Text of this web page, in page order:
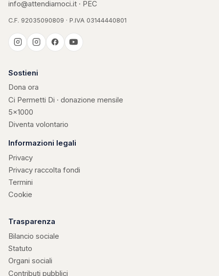
info@attendiamoci.it · PEC
C.F. 92035090809 · P.IVA 03144440801
Casa Kerigma
Sostieni
Dona ora
Ci Permetti Di · donazione mensile
5×1000
Diventa volontario
Informazioni legali
Privacy
Privacy raccolta fondi
Termini
Cookie
Trasparenza
Bilancio sociale
Statuto
Organi sociali
Contributi pubblici